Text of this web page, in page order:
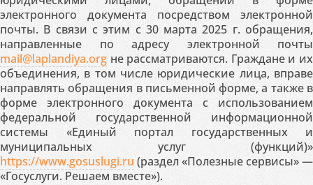
электронного документа посредством электронной
почты. В связи с этим с 30 марта 2025 г. обращения,
направленные по адресу электронной почты
mail@laplandiya.org не рассматриваются. Граждане и их
объединения, в том числе юридические лица, вправе
направлять обращения в письменной форме, а также в
форме электронного документа с использованием
федеральной государственной информационной
системы «Единый портал государственных и
муниципальных услуг (функций)»
https://www.gosuslugi.ru (раздел «Полезные сервисы» —
«Госуслуги. Решаем вместе»).